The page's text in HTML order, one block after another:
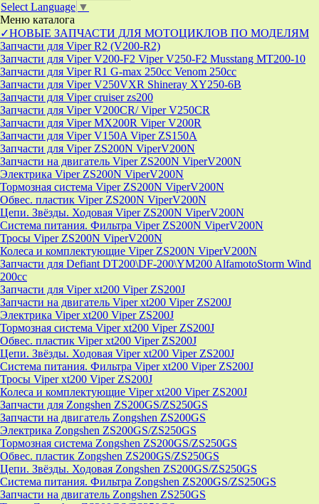
Select Language ▼
Меню каталога
✓НОВЫЕ ЗАПЧАСТИ ДЛЯ МОТОЦИКЛОВ ПО МОДЕЛЯМ
Запчасти для Viper R2 (V200-R2)
Запчасти для Viper V200-F2 Viper V250-F2 Musstang MT200-10
Запчасти для Viper R1 G-max 250cc Venom 250cc
Запчасти для Viper V250VXR Shineray XY250-6B
Запчасти для Viper cruiser zs200
Запчасти для Viper V200CR/ Viper V250CR
Запчасти для Viper MX200R Viper V200R
Запчасти для Viper V150A Viper ZS150A
Запчасти для Viper ZS200N ViperV200N
Запчасти на двигатель Viper ZS200N ViperV200N
Электрика Viper ZS200N ViperV200N
Тормозная система Viper ZS200N ViperV200N
Обвес. пластик Viper ZS200N ViperV200N
Цепи. Звёзды. Ходовая Viper ZS200N ViperV200N
Система питания. Фильтра Viper ZS200N ViperV200N
Тросы Viper ZS200N ViperV200N
Колеса и комплектующие Viper ZS200N ViperV200N
Запчасти для Defiant DT200\DF-200\YM200 AlfamotoStorm Wind
200cc
Запчасти для Viper xt200 Viper ZS200J
Запчасти на двигатель Viper xt200 Viper ZS200J
Электрика Viper xt200 Viper ZS200J
Тормозная система Viper xt200 Viper ZS200J
Обвес. пластик Viper xt200 Viper ZS200J
Цепи. Звёзды. Ходовая Viper xt200 Viper ZS200J
Система питания. Фильтра Viper xt200 Viper ZS200J
Тросы Viper xt200 Viper ZS200J
Колеса и комплектующие Viper xt200 Viper ZS200J
Запчасти для Zongshen ZS200GS/ZS250GS
Запчасти на двигатель Zongshen ZS200GS
Электрика Zongshen ZS200GS/ZS250GS
Тормозная система Zongshen ZS200GS/ZS250GS
Обвес. пластик Zongshen ZS200GS/ZS250GS
Цепи. Звёзды. Ходовая Zongshen ZS200GS/ZS250GS
Система питания. Фильтра Zongshen ZS200GS/ZS250GS
Запчасти на двигатель Zongshen ZS250GS